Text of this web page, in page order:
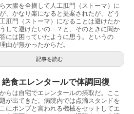
大腸を全摘して人工肛門（ストーマ）に
、かなり楽になると提案されたが、どう
肛門（ストーマ）になることは避けたか
して避けたいの…？と、そのときに聞か
には困っていたように思う。というの
由が無かったからだ。
記事を読む
絶食エレンタールで体調回復
らは自宅でエレンタールの摂取だ。ここ
が出てきた。病院内では点滴スタンドを
にポンプと言われる機械をセットしてエ